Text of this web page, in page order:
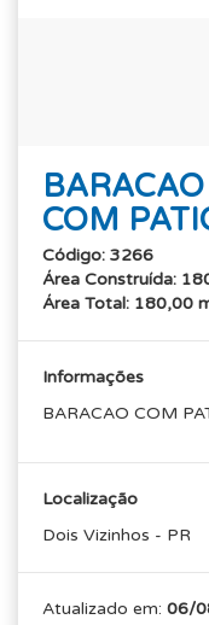
COM
Código: 3266
Área Construída:
Área Total: 180,00
Informações
BARACAO COM
Localização
Dois Vizinhos - PR
Atualizado em: 06/